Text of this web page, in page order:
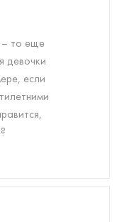
– то еще
девочки
если